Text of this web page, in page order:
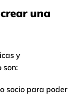
una
y
son:
socio para poder